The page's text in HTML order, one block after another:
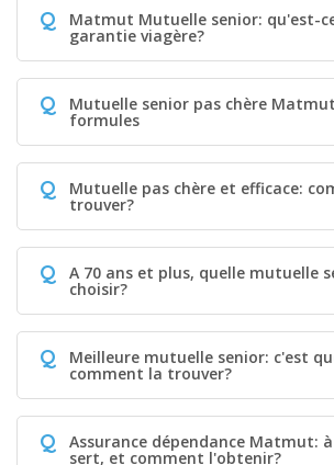
Q Matmut Mutuelle senior: qu'est-
garantie viagère?
Q Mutuelle senior pas chère
formules
Q Mutuelle pas chère et efficace:
trouver?
Q A 70 ans et plus, quelle mutuelle
choisir?
Q Meilleure mutuelle senior: c'est
comment la trouver?
Q Assurance dépendance Matmut:
sert, et comment l'obtenir?